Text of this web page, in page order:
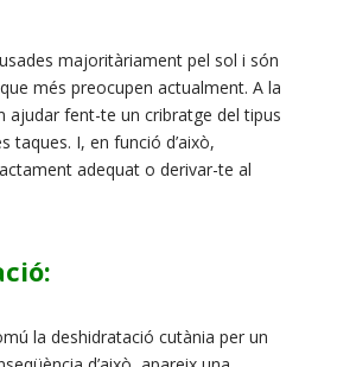
majoritàriament pel sol i són
més preocupen actualment. A la
ajudar fent-te un cribratge del tipus
taques. I, en funció d’això,
adequat o derivar-te al
la deshidratació cutània per un